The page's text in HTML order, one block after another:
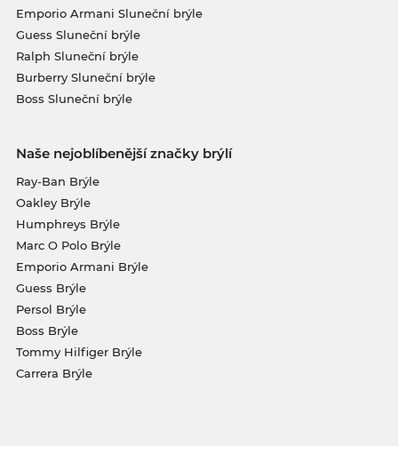
Emporio Armani Sluneční brýle
Guess Sluneční brýle
Ralph Sluneční brýle
Burberry Sluneční brýle
Boss Sluneční brýle
Naše nejoblíbenější značky brýlí
Ray-Ban Brýle
Oakley Brýle
Humphreys Brýle
Marc O Polo Brýle
Emporio Armani Brýle
Guess Brýle
Persol Brýle
Boss Brýle
Tommy Hilfiger Brýle
Carrera Brýle